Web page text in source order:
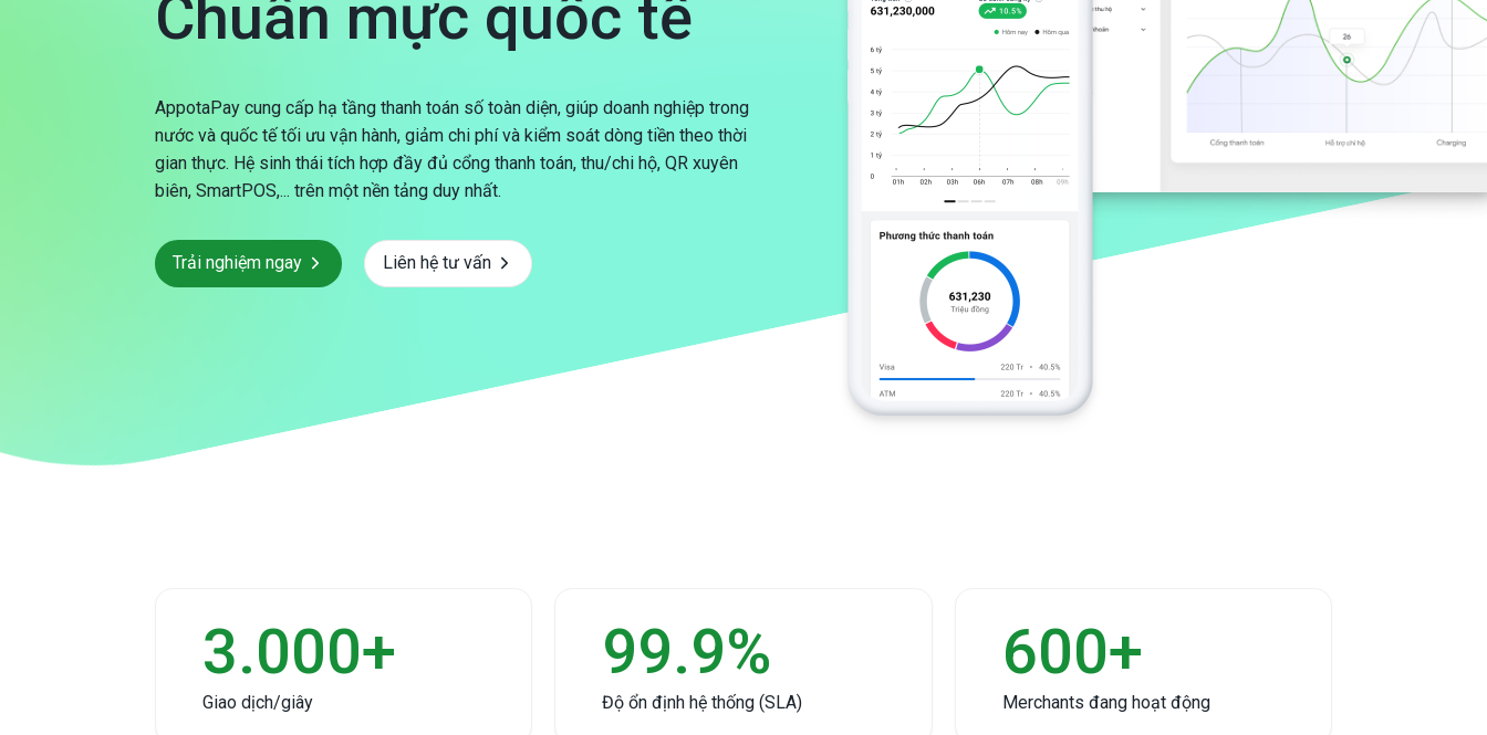
Liên kết thẻ Tokenization
SmartPOS
HỖ TRỢ THU CHI
Charging
Chuẩn mực quốc tế
AppotaPay cung cấp hạ tầng thanh toán số toàn diện, giúp doanh nghiệp trong
nước và quốc tế tối ưu vận hành, giảm chi phí và kiểm soát dòng tiền theo thời
gian thực. Hệ sinh thái tích hợp đầy đủ cổng thanh toán, thu/chi hộ, QR xuyên
biên, SmartPOS,... trên một nền tảng duy nhất.
Trải nghiệm ngay Liên hệ tư vấn
3.000+
Giao dịch/giây
99.9%
Độ ổn định hệ thống (SLA)
600+
Merchants đang hoạt động